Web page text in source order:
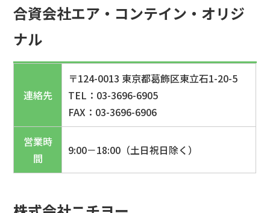
合資会社エア・コンテイン・オリジ
ナル
連絡先
〒124-0013 東京都葛飾区東立石1-20-5
TEL：03-3696-6905
FAX：03-3696-6906
営業時
間
9:00－18:00（土日祝日除く）